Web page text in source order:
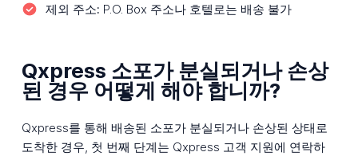
제외 주소: P.O. Box 주소나 호텔로는 배송 불가
Qxpress 소포가 분실되거나 손상
된 경우 어떻게 해야 합니까?
Qxpress를 통해 배송된 소포가 분실되거나 손상된 상태로
도착한 경우, 첫 번째 단계는 Qxpress 고객 지원에 연락하